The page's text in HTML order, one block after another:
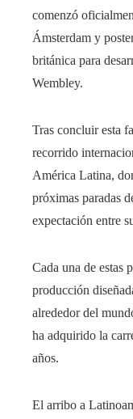
comenzó
Ámsterdam y
británica para
Wembley.
Tras concluir esta
recorrido
América Latina,
próximas paradas
expectación entre
Cada una de estas
producción
alrededor del
ha adquirido la
años.
El arribo a